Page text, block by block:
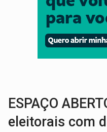
BOLSAS DE
ESPAÇO
eleitorais com